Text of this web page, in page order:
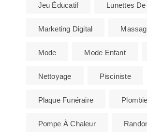
Jeu Éducatif Lunettes
Marketing Digital
Mode Mode Enfant
Nettoyage Pisciniste
Plaque Funéraire
Pompe À Chaleur